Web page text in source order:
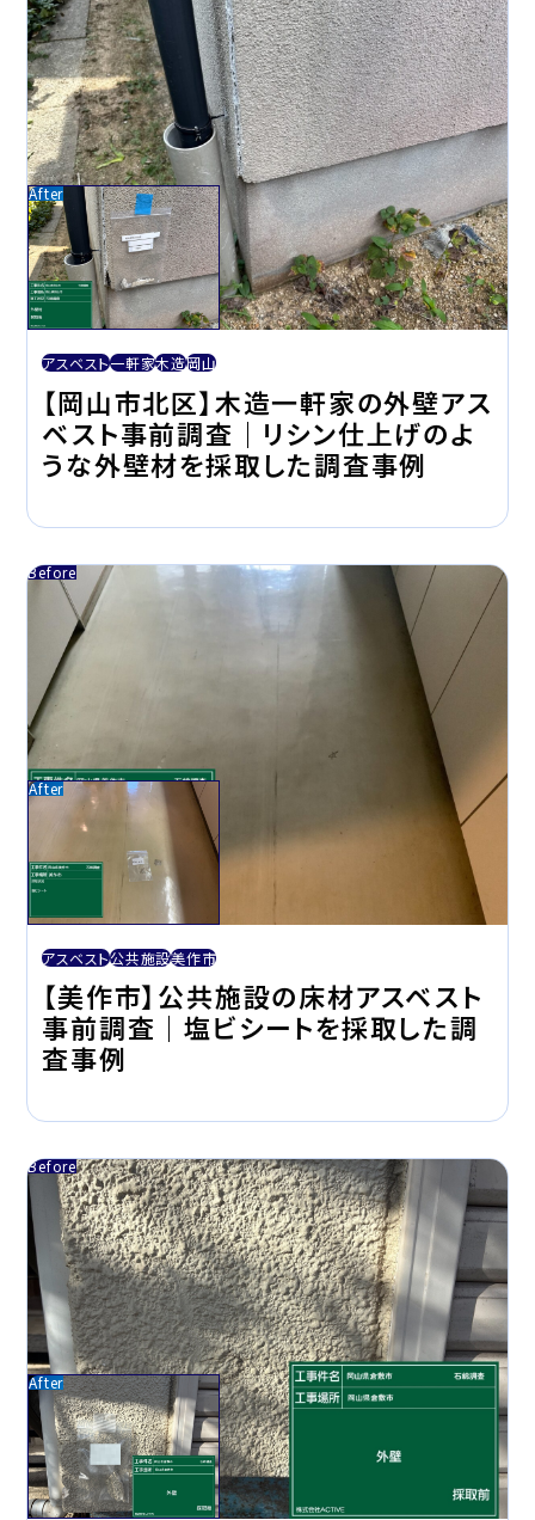
アスベスト一軒家木造岡山
【岡山市北区】木造一軒家の外壁アス
ベスト事前調査｜リシン仕上げのよ
うな外壁材を採取した調査事例
アスベスト公共施設美作市
【美作市】公共施設の床材アスベスト
事前調査｜塩ビシートを採取した調
査事例